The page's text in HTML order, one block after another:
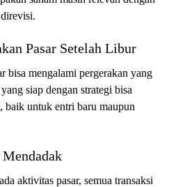
Pasar Setelah Libur
bisa mengalami pergerakan yang
siap dengan strategi bisa
baik untuk entri baru maupun
aktivitas pasar, semua transaksi